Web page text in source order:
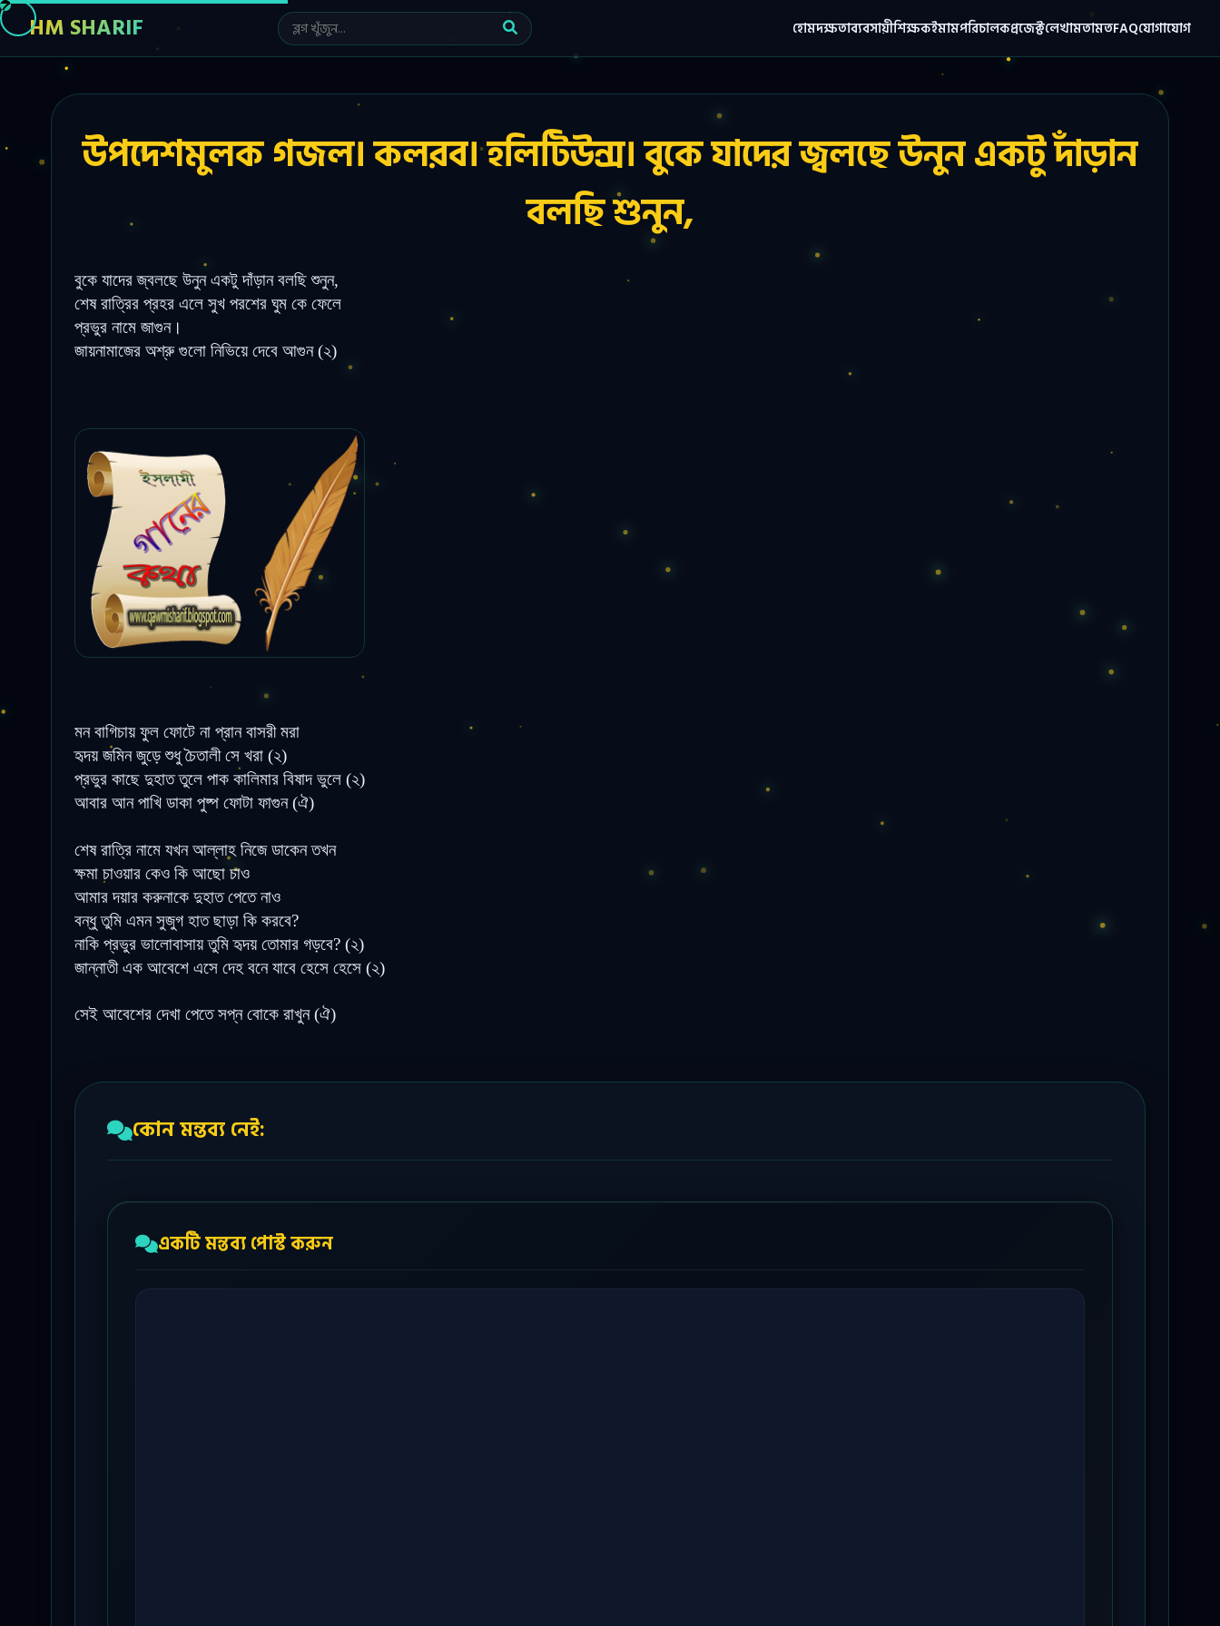
HM SHARIF হোমদক্ষতাব্যবসায়ীশিক্ষকইমামপরিচালকপ্রজেক্টলেখামতামতFAQযোগাযোগ
উপদেশমুলক গজল। কলরব। হলিটিউন্স। বুকে যাদের জ্বলছে উনুন একটু দাঁড়ান
বলছি শুনুন,
বুকে যাদের জ্বলছে উনুন একটু দাঁড়ান বলছি শুনুন,
শেষ রাত্রির প্রহর এলে সুখ পরশের ঘুম কে ফেলে
প্রভুর নামে জাগুন।
জায়নামাজের অশ্রু গুলো নিভিয়ে দেবে আগুন (২)
মন বাগিচায় ফুল ফোটে না প্রান বাসরী মরা
হৃদয় জমিন জুড়ে শুধু চৈতালী সে খরা (২)
প্রভুর কাছে দুহাত তুলে পাক কালিমার বিষাদ ভুলে (২)
আবার আন পাখি ডাকা পুষ্প ফোটা ফাগুন (ঐ)
শেষ রাত্রি নামে যখন আল্লাহ নিজে ডাকেন তখন
ক্ষমা চাওয়ার কেও কি আছো চাও
আমার দয়ার করুনাকে দুহাত পেতে নাও
বন্ধু তুমি এমন সুজুগ হাত ছাড়া কি করবে?
নাকি প্রভুর ভালোবাসায় তুমি হৃদয় তোমার গড়বে? (২)
জান্নাতী এক আবেশে এসে দেহ বনে যাবে হেসে হেসে (২)
সেই আবেশের দেখা পেতে সপ্ন বোকে রাখুন (ঐ)
কোন মন্তব্য নেই:
একটি মন্তব্য পোস্ট করুন